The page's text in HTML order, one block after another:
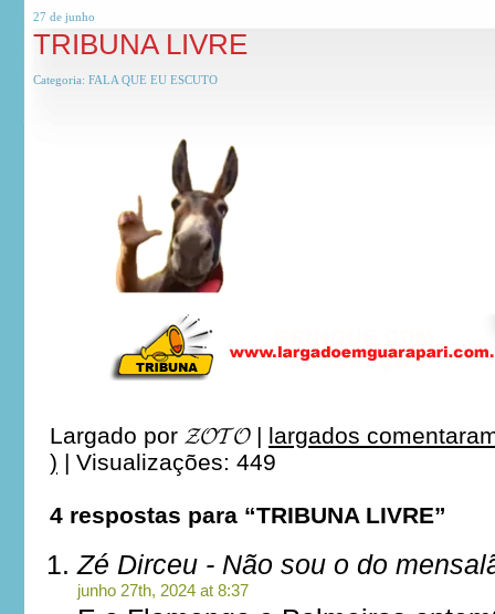
27 de junho
TRIBUNA LIVRE
Categoria: FALA QUE EU ESCUTO
Largado por 𝓩𝓞𝓣𝓞| largados
) | Visualizações: 449
4 respostas para “TRIBUNA LIVRE”
Zé Dirceu - Não sou o do
junho 27th, 2024 at 8:37